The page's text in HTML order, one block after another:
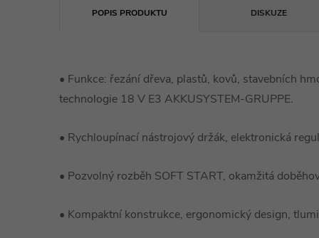
POPIS PRODUKTU DISKUZE
• Funkce: řezání dřeva, plastů, kovů, stavebních
technologie 18 V E3 AKKUSYSTEM-GRUPPE.
• Rychloupínací nástrojový držák, elektronická
• Pozvolný rozběh SOFT START, okamžitá
• Kompaktní konstrukce, ergonomický design,